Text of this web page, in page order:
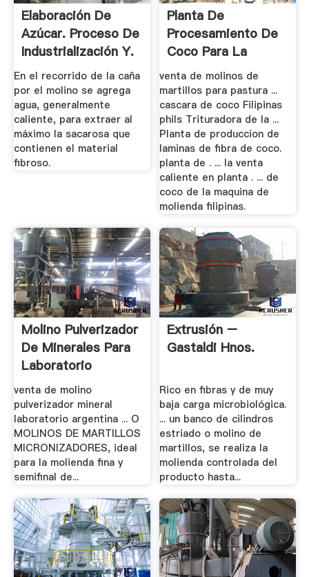
Elaboración De
Azúcar. Proceso De
Industrialización Y.
En el recorrido de la caña
por el molino se agrega
agua, generalmente
caliente, para extraer al
máximo la sacarosa que
contienen el material
fibroso.
Planta De
Procesamiento De
Coco Para La
Venta.
venta de molinos de
martillos para pastura ...
cascara de coco Filipinas
phils Trituradora de la ...
Planta de produccion de
laminas de fibra de coco.
planta de . ... la venta
caliente en planta . ... de
coco de la maquina de
molienda filipinas.
Molino Pulverizador
De Minerales Para
Laboratorio
venta de molino
pulverizador mineral
laboratorio argentina ... O
MOLINOS DE MARTILLOS
MICRONIZADORES, ideal
para la molienda fina y
semifinal de...
Extrusión –
Gastaldi Hnos.
Rico en fibras y de muy
baja carga microbiológica.
... un banco de cilindros
estriado o molino de
martillos, se realiza la
molienda controlada del
producto hasta...